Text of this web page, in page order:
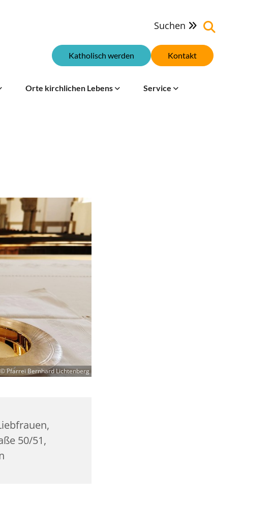
Suchen 
Kontakt
Katholisch werden
Orte kirchlichen Lebens Service
© Pfarrei Bernhard Lichtenberg
50/51,